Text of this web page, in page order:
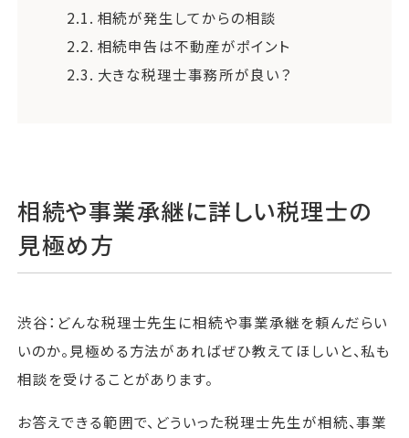
2.1. 相続が発生してからの相談
2.2. 相続申告は不動産がポイント
2.3. 大きな税理士事務所が良い？
相続や事業承継に詳しい税理士の
見極め方
渋谷：どんな税理士先生に相続や事業承継を頼んだらい
いのか。見極める方法があればぜひ教えてほしいと、私も
相談を受けることがあります。
お答えできる範囲で、どういった税理士先生が相続、事業